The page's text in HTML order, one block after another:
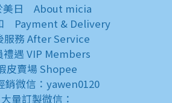
美日 About micia
Payment & Delivery
服務 After Service
禮遇 VIP Members
皮賣場 Shopee
銷微信：yawen0120
大量訂製微信：